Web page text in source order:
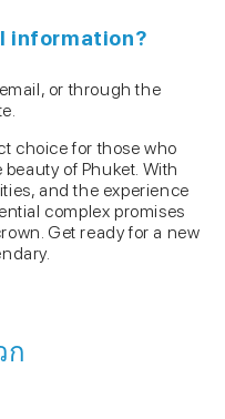
information?
or through the
choice for those who
of Phuket. With
and the experience
complex promises
Get ready for a new
ก